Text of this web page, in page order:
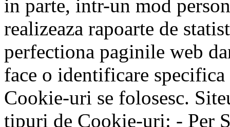
in parte, intr-un mod
realizeaza rapoarte de
perfectiona paginile web
face o identificare
Cookie-uri se folosesc.
tipuri de Cookie-uri: - Per